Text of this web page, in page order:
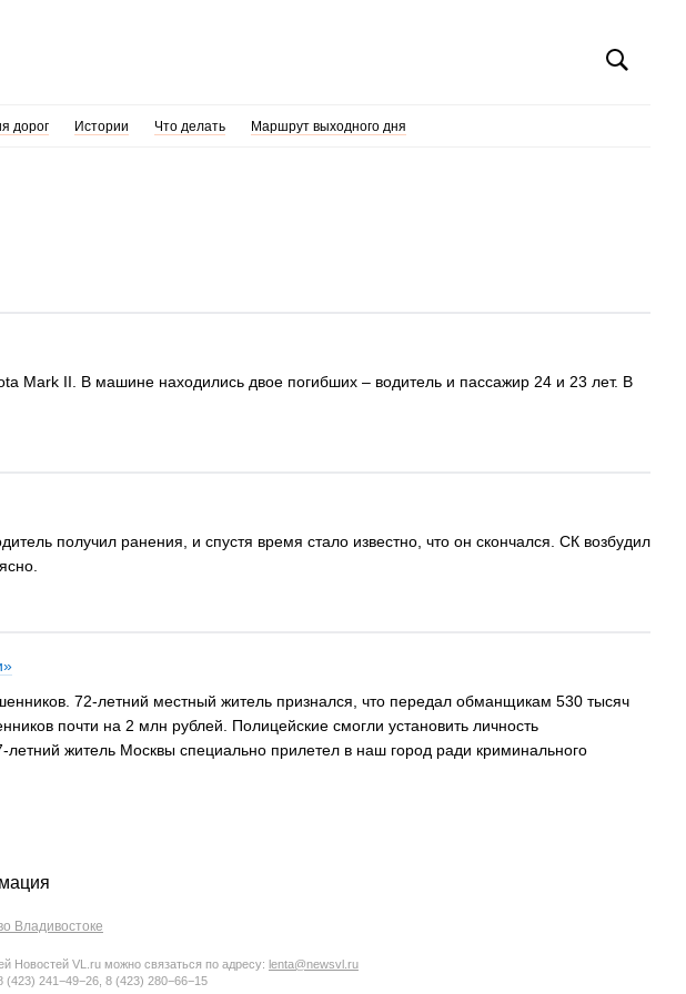
дорог Истории Что делать Маршрут выходного дня
Mark II. В машине находились двое погибших – водитель и пассажир 24 и 23 лет. В
получил ранения, и спустя время стало известно, что он скончался. СК возбудил
72-летний местный житель признался, что передал обманщикам 530 тысяч
почти на 2 млн рублей. Полицейские смогли установить личность
житель Москвы специально прилетел в наш город ради криминального
Владивостоке
Новостей VL.ru можно связаться по адресу: lenta@newsvl.ru
(423) 241−49−26, 8 (423) 280−66−15